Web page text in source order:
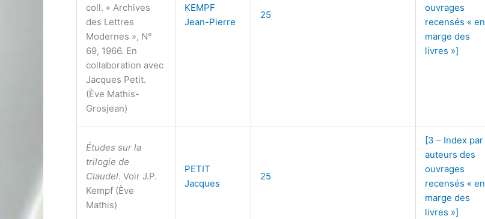
coll. « Archives
des Lettres
Modernes », N°
69, 1966. En
collaboration avec
Jacques Petit.
(Ève Mathis-
Grosjean)
KEMPF
Jean-Pierre
25
ouvrages
recensés « en
marge des
livres »]
Études sur la
trilogie de
Claudel. Voir J.P.
Kempf (Ève
Mathis)
PETIT
Jacques
25
[3 – Index par
auteurs des
ouvrages
recensés « en
marge des
livres »]